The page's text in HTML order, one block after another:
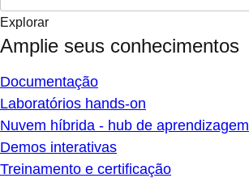
Explorar
Amplie seus conhecimentos
Documentação
Laboratórios hands-on
Nuvem híbrida - hub de aprendizagem
Demos interativas
Treinamento e certificação